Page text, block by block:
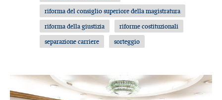
riforma del consiglio superiore della magistratura
riforma della giustizia
riforme costituzionali
separazione carriere
sorteggio